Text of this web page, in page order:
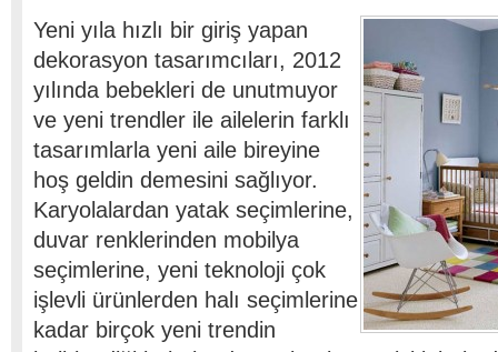
Yeni yıla hızlı bir giriş yapan
dekorasyon tasarımcıları, 2012
yılında bebekleri de unutmuyor
ve yeni trendler ile ailelerin farklı
tasarımlarla yeni aile bireyine
hoş geldin demesini sağlıyor.
Karyolalardan yatak seçimlerine,
duvar renklerinden mobilya
seçimlerine, yeni teknoloji çok
işlevli ürünlerden halı seçimlerine
kadar birçok yeni trendin